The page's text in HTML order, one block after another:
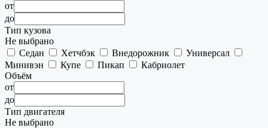
от
до
Тип кузова
Не выбрано
Седан
Хетчбэк Внедорожник
Универсал
Минивэн
Купе Пикап
Кабриолет
Объём
от
до
Тип двигателя
Не выбрано